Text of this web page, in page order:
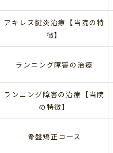
アキレス腱炎治療【当院の特
徴】
ランニング障害の治療
ランニング障害の治療【当院
の特徴】
骨盤矯正コース